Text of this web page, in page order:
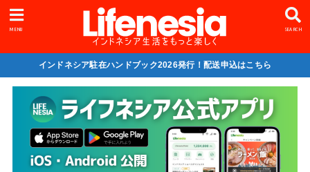
SEARCH
MENU
インドネシア駐在ハンドブック2026発行！配送申込はこちら